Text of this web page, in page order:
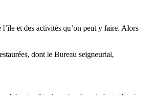
et des activités qu’on peut y faire. Alors
dont le Bureau seigneurial,